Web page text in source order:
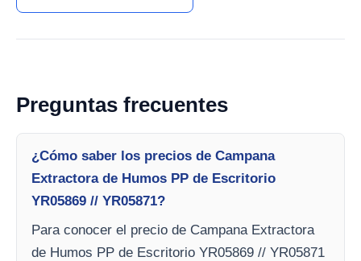
Preguntas frecuentes
¿Cómo saber los precios de Campana
Extractora de Humos PP de Escritorio
YR05869 // YR05871?
Para conocer el precio de Campana Extractora
de Humos PP de Escritorio YR05869 // YR05871